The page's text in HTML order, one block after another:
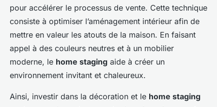
pour accélérer le processus de vente. Cette technique
consiste à optimiser l’aménagement intérieur afin de
mettre en valeur les atouts de la maison. En faisant
appel à des couleurs neutres et à un mobilier
moderne, le home staging aide à créer un
environnement invitant et chaleureux.
Ainsi, investir dans la décoration et le home staging